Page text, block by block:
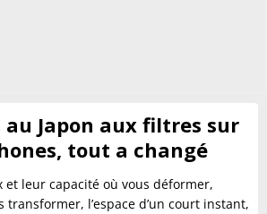
au Japon aux filtres sur
tout a changé
et leur capacité où vous déformer,
l’espace d’un court instant,